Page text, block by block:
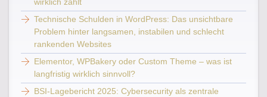
wirklich zählt
Technische Schulden in WordPress: Das unsichtbare
Problem hinter langsamen, instabilen und schlecht
rankenden Websites
Elementor, WPBakery oder Custom Theme – was ist
langfristig wirklich sinnvoll?
BSI-Lagebericht 2025: Cybersecurity als zentrale